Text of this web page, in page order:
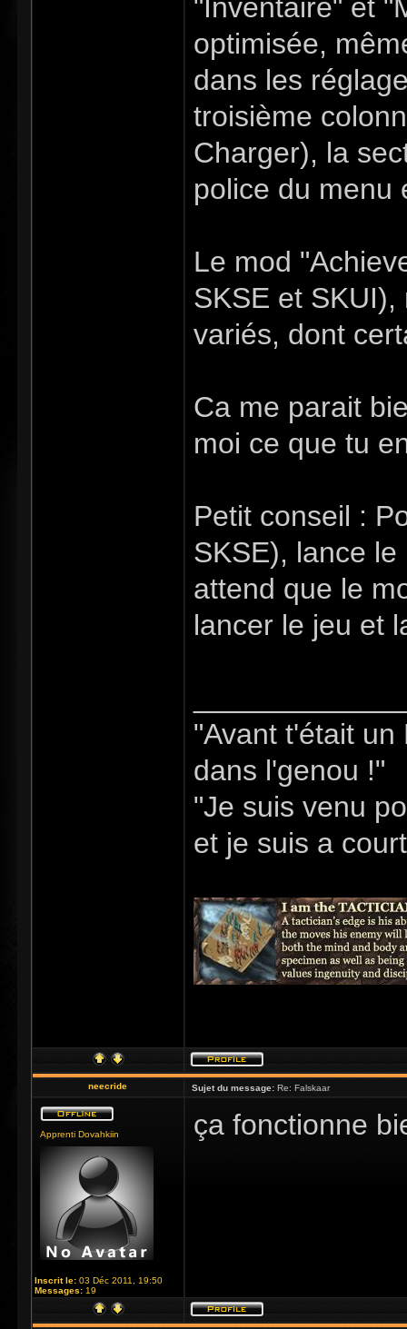
"Inventaire" et
optimisée,
dans les
troisième
Charger), la
police du menu
Le mod
SKSE et
variés, dont
Ca me parait
moi ce que tu
Petit conseil :
SKSE), lance
attend que le
lancer le jeu et
"Avant t'était
dans l'genou !"
"Je suis venu
et je suis a
neecride Sujet du message: Re: Falskaar
Apprenti Dovahkiin
Inscrit le: 03 Déc 2011, 19:50
Messages: 19
ça fonctionne